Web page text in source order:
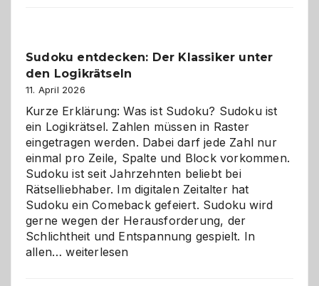
Sudoku entdecken: Der Klassiker unter
den Logikrätseln
11. April 2026
Kurze Erklärung: Was ist Sudoku? Sudoku ist
ein Logikrätsel. Zahlen müssen in Raster
eingetragen werden. Dabei darf jede Zahl nur
einmal pro Zeile, Spalte und Block vorkommen.
Sudoku ist seit Jahrzehnten beliebt bei
Rätselliebhaber. Im digitalen Zeitalter hat
Sudoku ein Comeback gefeiert. Sudoku wird
gerne wegen der Herausforderung, der
Schlichtheit und Entspannung gespielt. In
allen…Sudoku
weiterlesen